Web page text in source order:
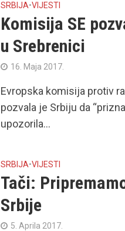
SRBIJA•VIJESTI
Komisija SE
u Srebrenici
16. Maja 2017.
Evropska komisija protiv
pozvala je Srbiju da
upozorila...
SRBIJA•VIJESTI
Tači:
Srbije
5. Aprila 2017.